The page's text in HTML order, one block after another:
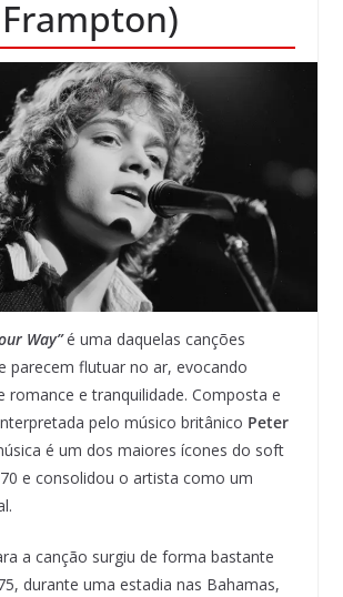
Way”é uma daquelas canções
parecem flutuar no ar, evocando
romance e tranquilidade. Composta e
pelo músico britânico Peter
é um dos maiores ícones do soft
e consolidou o artista como um
a canção surgiu de forma bastante
durante uma estadia nas Bahamas,